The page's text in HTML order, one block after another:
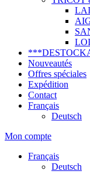
Nouveautés
Offres spéciales
Expédition
Contact
Français
Deutsch
Mon compte
Français
Deutsch